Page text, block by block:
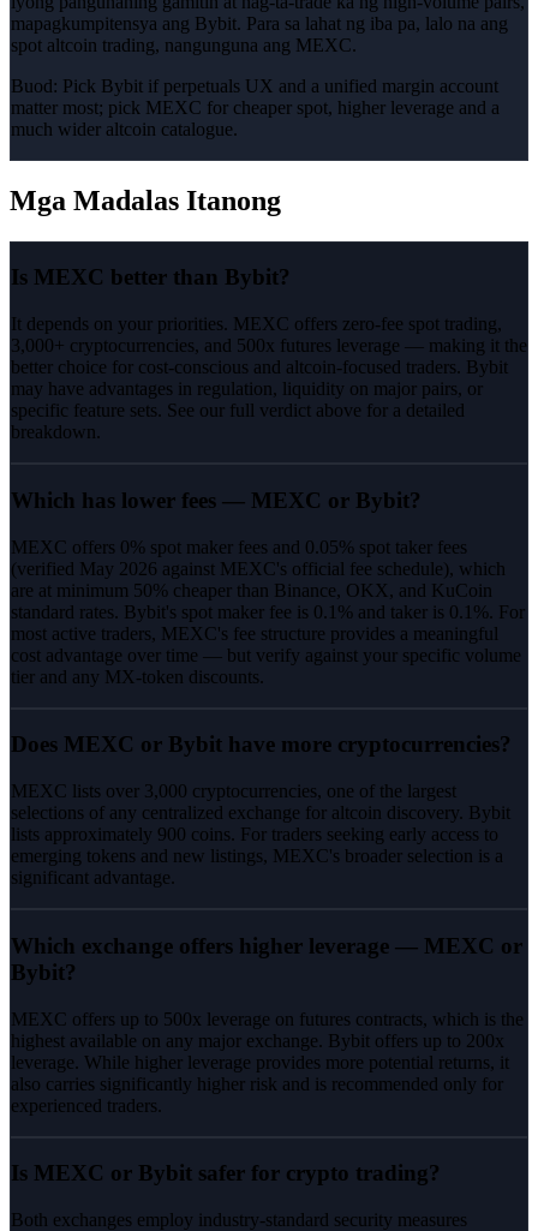
mapagkumpitensya ang Bybit. Para sa lahat ng iba pa, lalo na ang
spot altcoin trading, nangunguna ang MEXC.
Buod: Pick Bybit if perpetuals UX and a unified margin account
matter most; pick MEXC for cheaper spot, higher leverage and a
much wider altcoin catalogue.
Mga Madalas Itanong
Is MEXC better than Bybit?
It depends on your priorities. MEXC offers zero-fee spot trading,
3,000+ cryptocurrencies, and 500x futures leverage — making it the
better choice for cost-conscious and altcoin-focused traders. Bybit
may have advantages in regulation, liquidity on major pairs, or
specific feature sets. See our full verdict above for a detailed
breakdown.
Which has lower fees — MEXC or Bybit?
MEXC offers 0% spot maker fees and 0.05% spot taker fees
(verified May 2026 against MEXC's official fee schedule), which
are at minimum 50% cheaper than Binance, OKX, and KuCoin
standard rates. Bybit's spot maker fee is 0.1% and taker is 0.1%. For
most active traders, MEXC's fee structure provides a meaningful
cost advantage over time — but verify against your specific volume
tier and any MX-token discounts.
Does MEXC or Bybit have more cryptocurrencies?
MEXC lists over 3,000 cryptocurrencies, one of the largest
selections of any centralized exchange for altcoin discovery. Bybit
lists approximately 900 coins. For traders seeking early access to
emerging tokens and new listings, MEXC's broader selection is a
significant advantage.
Which exchange offers higher leverage — MEXC or
Bybit?
MEXC offers up to 500x leverage on futures contracts, which is the
highest available on any major exchange. Bybit offers up to 200x
leverage. While higher leverage provides more potential returns, it
also carries significantly higher risk and is recommended only for
experienced traders.
Is MEXC or Bybit safer for crypto trading?
Both exchanges employ industry-standard security measures